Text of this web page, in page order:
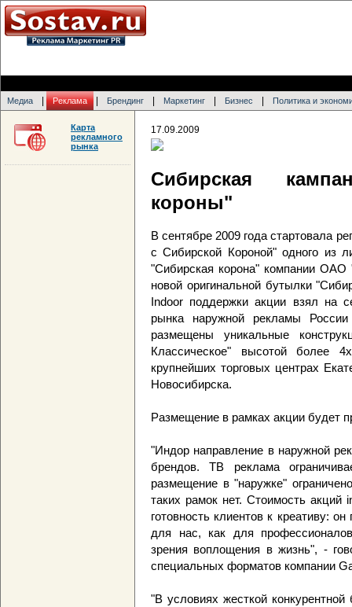
Медиа Реклама Брендинг Маркетинг Бизнес Политика и
17.09.2009
Сибирская
короны"
В сентябре 2009 года стартовала
с Сибирской Короной" одного из
"Сибирская корона" компании
новой оригинальной бутылки
Indoor поддержки акции взял на
рынка наружной рекламы
размещены уникальные
Классическое" высотой более
крупнейших торговых центрах
Новосибирска.
Размещение в рамках акции будет
"Индор направление в наружной
брендов. ТВ реклама
размещение в "наружке"
таких рамок нет. Стоимость акций
готовность клиентов к креативу:
для нас, как для
зрения воплощения в жизнь", -
специальных форматов компании
"В условиях жесткой
Карта
рекламного
рынка